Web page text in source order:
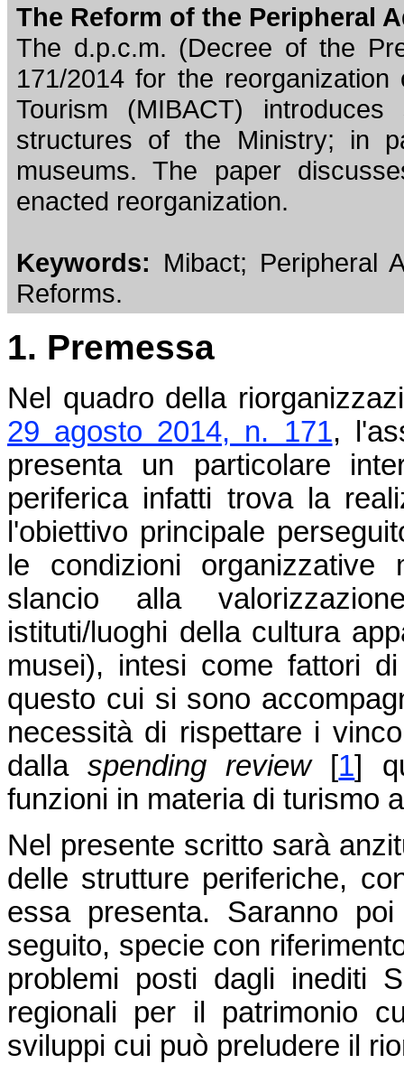
The Reform of the Peripheral
The d.p.c.m. (Decree of the
171/2014 for the
Tourism (MIBACT)
structures of the Ministry; in
museums. The paper
enacted reorganization.
Keywords: Mibact; Peripheral
Reforms.
1. Premessa
Nel quadro della
29 agosto 2014, n. 171,
presenta un particolare
periferica infatti trova la
l'obiettivo principale
le condizioni organizzative
slancio alla
istituti/luoghi della cultura
musei), intesi come fattori
questo cui si sono
necessità di rispettare i
dallaspending review[1]
funzioni in materia di turismo
Nel presente scritto sarà
delle strutture periferiche,
essa presenta. Saranno
seguito, specie con
problemi posti dagli inediti
regionali per il patrimonio
sviluppi cui può preludere il